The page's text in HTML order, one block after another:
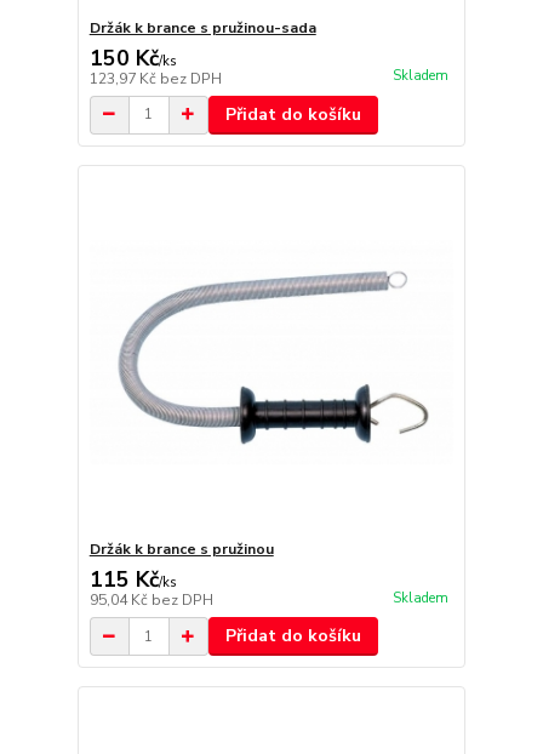
Držák k brance s pružinou-sada
150 Kč/ks
123,97 Kč bez DPH Skladem
Přidat do košíku
Držák k brance s pružinou
115 Kč/ks
95,04 Kč bez DPH Skladem
Přidat do košíku